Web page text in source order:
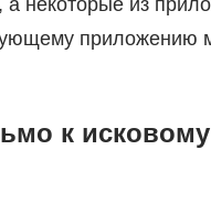
а некоторые из
к